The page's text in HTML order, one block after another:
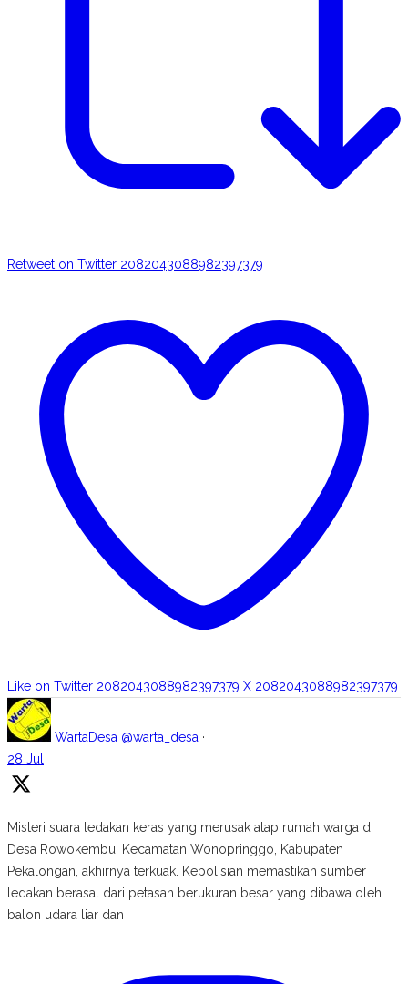
Retweet on Twitter 2082043088982397379
Like on Twitter 2082043088982397379 X 2082043088982397379
WartaDesa @warta_desa ·
28 Jul
Misteri suara ledakan keras yang merusak atap rumah warga di
Desa Rowokembu, Kecamatan Wonopringgo, Kabupaten
Pekalongan, akhirnya terkuak. Kepolisian memastikan sumber
ledakan berasal dari petasan berukuran besar yang dibawa oleh
balon udara liar dan